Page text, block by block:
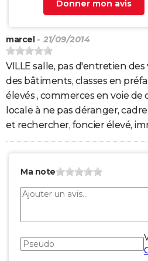
Donner mon avis
marcel - 21/09/2014
VILLE salle, pas d'entretien
des bâtiments, classes en
élevés , commerces en voie
locale à ne pas déranger,
et rechercher, foncier élevé,
Ma note